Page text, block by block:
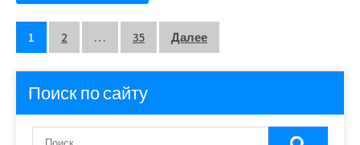
Пагинация
записей
1 2 … 35 Далее
Поиск по сайту